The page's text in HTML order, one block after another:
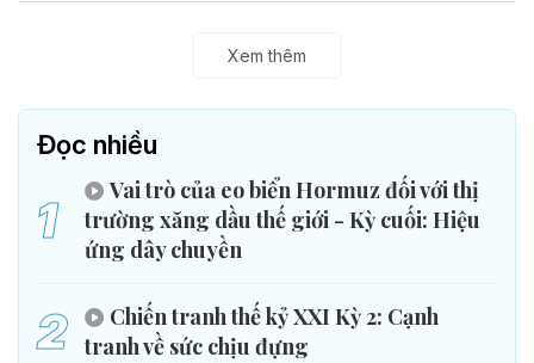
Xem thêm
Đọc nhiều
1
Vai trò của eo biển Hormuz đối với thị
trường xăng dầu thế giới - Kỳ cuối: Hiệu
ứng dây chuyền
2
Chiến tranh thế kỷ XXI Kỳ 2: Cạnh
tranh về sức chịu đựng